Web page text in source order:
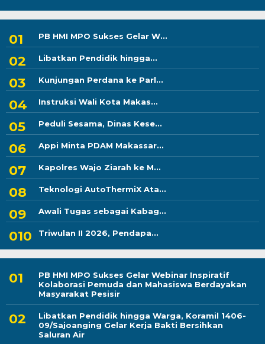
PB HMI MPO Sukses Gelar W...
Libatkan Pendidik hingga...
Kunjungan Perdana ke Parl...
Instruksi Wali Kota Makas...
Peduli Sesama, Dinas Kese...
Appi Minta PDAM Makassar...
Kapolres Wajo Ziarah ke M...
Teknologi AutoThermiX Ata...
Awali Tugas sebagai Kabag...
Triwulan II 2026, Pendapa...
PB HMI MPO Sukses Gelar Webinar Inspiratif
Kolaborasi Pemuda dan Mahasiswa Berdayakan
Masyarakat Pesisir
Libatkan Pendidik hingga Warga, Koramil 1406-
09/Sajoanging Gelar Kerja Bakti Bersihkan
Saluran Air